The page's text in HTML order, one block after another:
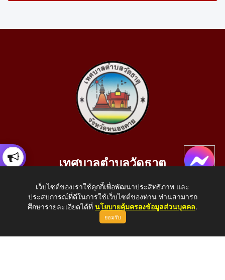
เทศบาลตำบลวัดธาตุ
อ.เมือง จ.หนองคาย 43000
โทรศัพท์: 042-414758 โทรสาร: 042-414759
E-Mail: saraban_05430110@dla.go.th
เว็บไซต์ของเราใช้คุกกี้เพื่อพัฒนาประสิทธิภาพ และ
ประสบการณ์ที่ดีในการใช้เว็บไซต์ของท่าน ท่านสามารถ
ศึกษารายละเอียดได้ที่ นโยบายคุ้มครองข้อมูลส่วนบุคคล.
ยอมรับ